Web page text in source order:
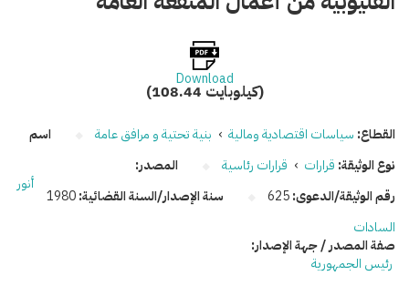
Download
(108.44 كيلوبايت)
القطاع: سياسات اقتصادية ومالية › بنية تحتية و مرافق عامة
نوع الوثيقة: قرارات › قرارات رئاسية
رقم الوثيقة/الدعوى:625 سنة الإصدار/السنة القضائية:1980
اسم
المصدر:
أنور
السادات
صفة المصدر / جهة الإصدار:
رئيس الجمهورية